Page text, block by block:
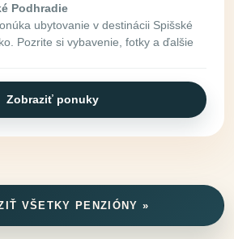
Podhradie
ubytovanie v destinácii Spišské
Pozrite si vybavenie, fotky a ďalšie
Zobraziť ponuky
VŠETKY PENZIÓNY »